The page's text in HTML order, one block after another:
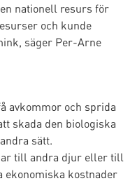
nationell resurs för
och kunde
säger Per-Arne
avkommor och sprida
skada den biologiska
sätt.
till andra djur eller till
ekonomiska kostnader